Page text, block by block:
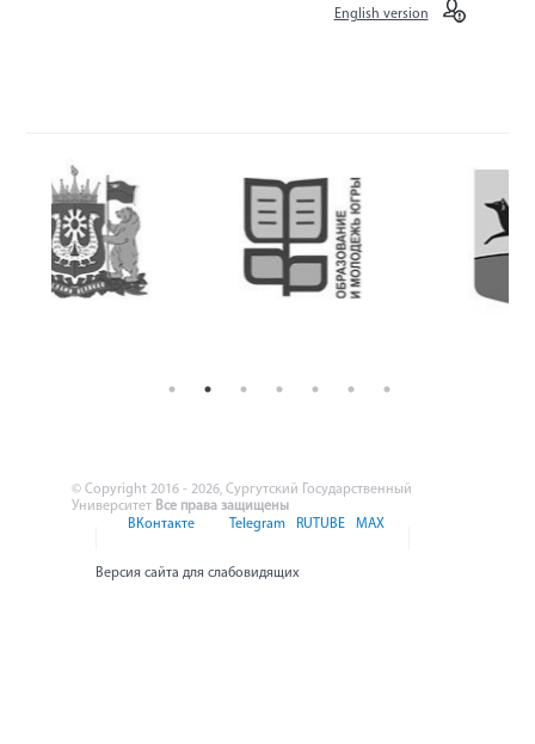
English version
© Copyright 2016 - 2026, Сургутский Государственный
Университет Все права защищены
ВКонтакте
Telegram RUTUBE MAX
Версия сайта для слабовидящих